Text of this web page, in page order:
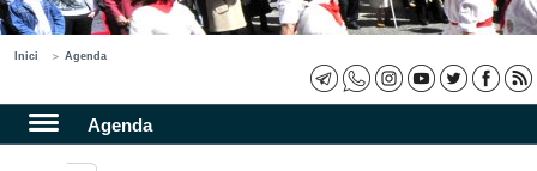
Inici Agenda
Agenda